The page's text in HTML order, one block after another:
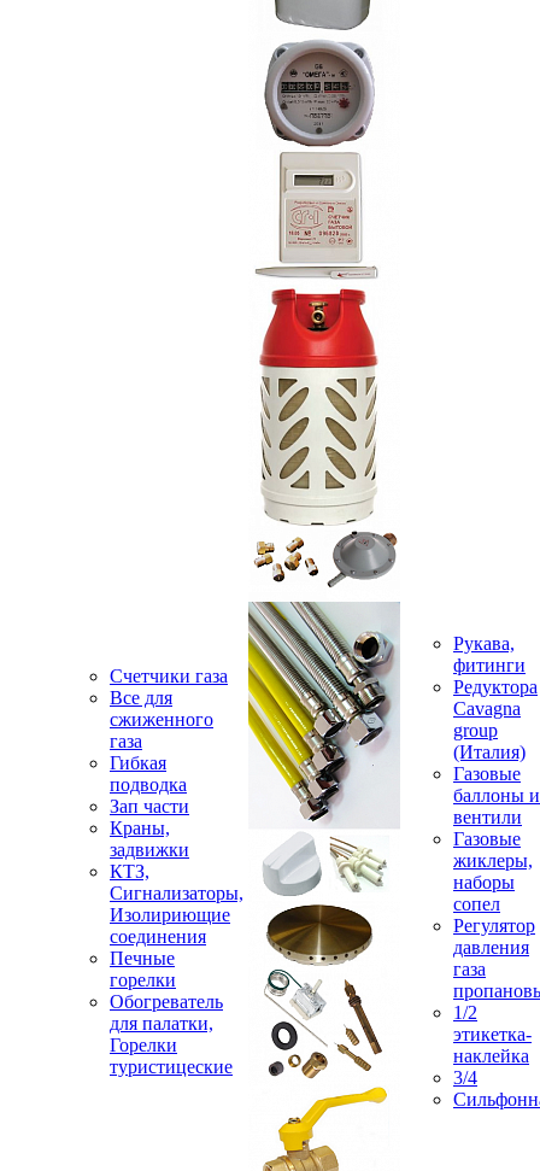
Счетчики газа
Все для
сжиженного
газа
Гибкая
подводка
Зап части
Краны,
задвижки
КТЗ,
Сигнализаторы,
Изолириющие
соединения
Печные
горелки
Обогреватель
для палатки,
Горелки
туристицеские
Рукава,
фитинги
Редуктора
Cavagna
group
(Италия)
Газовые
баллоны и
вентили
Газовые
жиклеры,
наборы
сопел
Регулятор
давления
газа
1/2
этикетка-
наклейка
3/4